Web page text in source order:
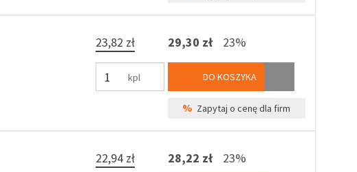
23,82 zł
kpl
29,30 zł 23%
DO KOSZYKA
% Zapytaj o cenę dla firm
22,94 zł 28,22 zł 23%